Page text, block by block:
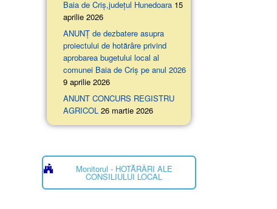
Baia de Criș,județul Hunedoara 15
aprilie 2026
ANUNȚ de dezbatere asupra
proiectului de hotărâre privind
aprobarea bugetului local al
comunei Baia de Criș pe anul 2026
9 aprilie 2026
ANUNT CONCURS REGISTRU
AGRICOL 26 martie 2026
Monitorul - HOTĂRÂRI ALE
CONSILIULUI LOCAL